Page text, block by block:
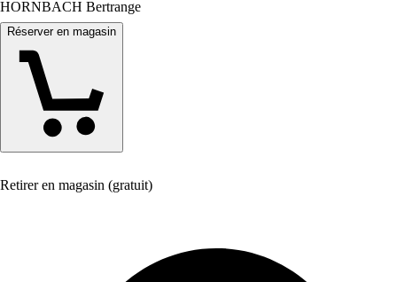
HORNBACH Bertrange
Réserver en magasin
Retirer en magasin (gratuit)